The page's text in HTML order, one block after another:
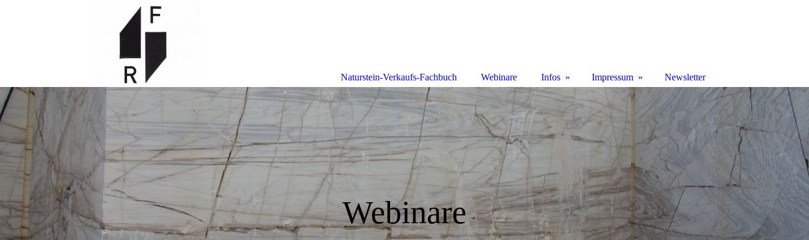
Webinare
Naturstein-Verkaufs-Fachbuch Webinare Infos Impressum Newsletter